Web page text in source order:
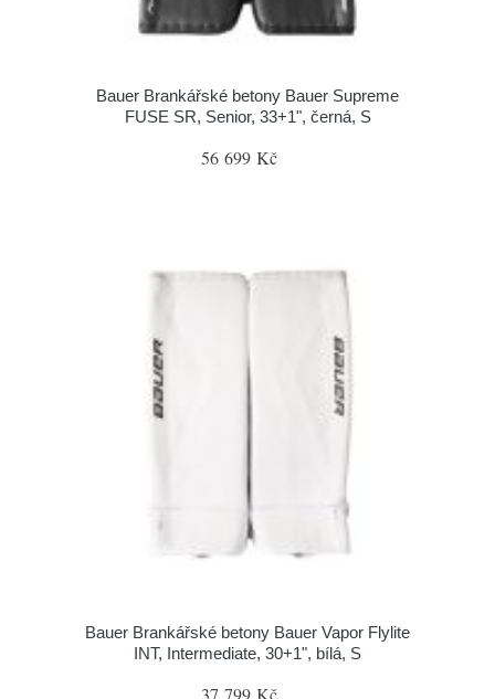
Bauer Brankářské betony Bauer Supreme
FUSE SR, Senior, 33+1", černá, S
56 699 Kč
Bauer Brankářské betony Bauer Vapor Flylite
INT, Intermediate, 30+1", bílá, S
37 799 Kč